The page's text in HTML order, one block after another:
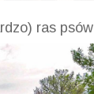
ras psów